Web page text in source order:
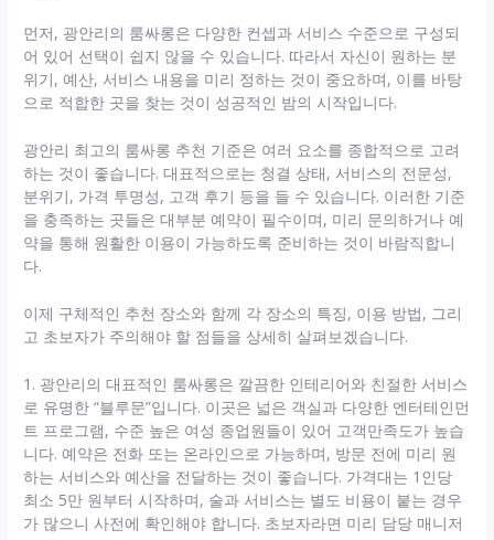
먼저, 광안리의 룸싸롱은 다양한 컨셉과 서비스 수준으로 구성되
어 있어 선택이 쉽지 않을 수 있습니다. 따라서 자신이 원하는 분
위기, 예산, 서비스 내용을 미리 정하는 것이 중요하며, 이를 바탕
으로 적합한 곳을 찾는 것이 성공적인 밤의 시작입니다.
광안리 최고의 룸싸롱 추천 기준은 여러 요소를 종합적으로 고려
하는 것이 좋습니다. 대표적으로는 청결 상태, 서비스의 전문성,
분위기, 가격 투명성, 고객 후기 등을 들 수 있습니다. 이러한 기준
을 충족하는 곳들은 대부분 예약이 필수이며, 미리 문의하거나 예
약을 통해 원활한 이용이 가능하도록 준비하는 것이 바람직합니
다.
이제 구체적인 추천 장소와 함께 각 장소의 특징, 이용 방법, 그리
고 초보자가 주의해야 할 점들을 상세히 살펴보겠습니다.
1. 광안리의 대표적인 룸싸롱은 깔끔한 인테리어와 친절한 서비스
로 유명한 “블루문”입니다. 이곳은 넓은 객실과 다양한 엔터테인먼
트 프로그램, 수준 높은 여성 종업원들이 있어 고객만족도가 높습
니다. 예약은 전화 또는 온라인으로 가능하며, 방문 전에 미리 원
하는 서비스와 예산을 전달하는 것이 좋습니다. 가격대는 1인당
최소 5만 원부터 시작하며, 술과 서비스는 별도 비용이 붙는 경우
가 많으니 사전에 확인해야 합니다. 초보자라면 미리 담당 매니저